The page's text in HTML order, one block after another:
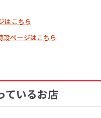
はこちら
設ページはこちら
ているお店